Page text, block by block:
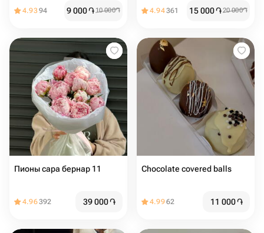
4.9394 9 000֏10 000֏ 4.94361 15 000֏20 000֏
Пионы сара бернар 11
4.96392 39 000֏
Chocolate covered balls
4.9962 11 000֏